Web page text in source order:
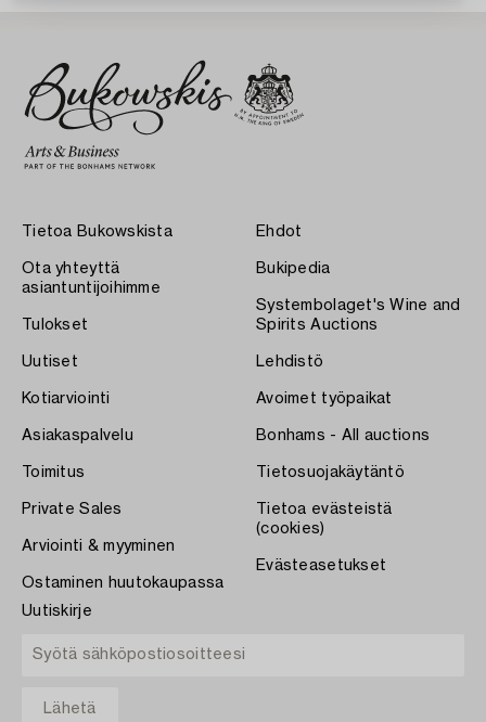
Tietoa Bukowskista
Ota yhteyttä
asiantuntijoihimme
Tulokset
Uutiset
Kotiarviointi
Asiakaspalvelu
Toimitus
Private Sales
Arviointi & myyminen
Ostaminen huutokaupassa
Ehdot
Bukipedia
Systembolaget's Wine and
Spirits Auctions
Lehdistö
Avoimet työpaikat
Bonhams - All auctions
Tietosuojakäytäntö
Tietoa evästeistä
(cookies)
Evästeasetukset
Uutiskirje